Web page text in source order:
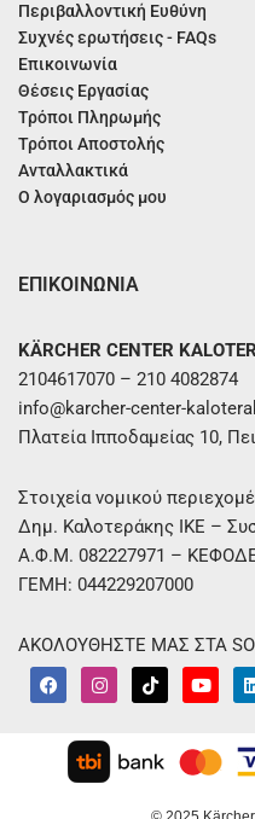
Περιβαλλοντική Ευθύνη
Συχνές ερωτήσεις - FAQs
Επικοινωνία
Θέσεις Εργασίας
Τρόποι Πληρωμής
Τρόποι Αποστολής
Ανταλλακτικά
Ο λογαριασμός μου
ΕΠΙΚΟΙΝΩΝΙΑ
KÄRCHER CENTER
2104617070 – 210 4082874
info@karcher-center-
Πλατεία Ιπποδαμείας 10,
Στοιχεία νομικού
Δημ. Καλοτεράκης ΙΚΕ –
Α.Φ.Μ. 082227971 –
ΓΕΜΗ: 044229207000
ΑΚΟΛΟΥΘΗΣΤΕ ΜΑΣ ΣΤΑ
F
a
c
I
n
s
a
g
r
T
i
k
k
Y
o
u
u
b
e
i
i